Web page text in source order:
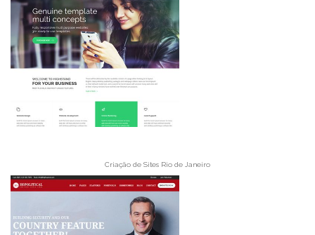
Criação de Sites Rio de Janeiro